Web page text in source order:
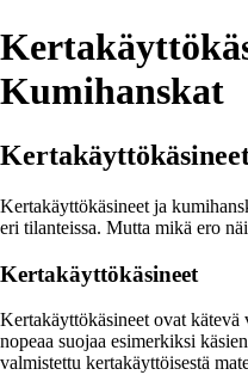
Kumihanskat
Kertakäyttökäsineet ja
eri tilanteissa. Mutta mikä ero
Kertakäyttökäsineet
Kertakäyttökäsineet ovat
nopeaa suojaa esimerkiksi
valmistettu kertakäyttöisestä